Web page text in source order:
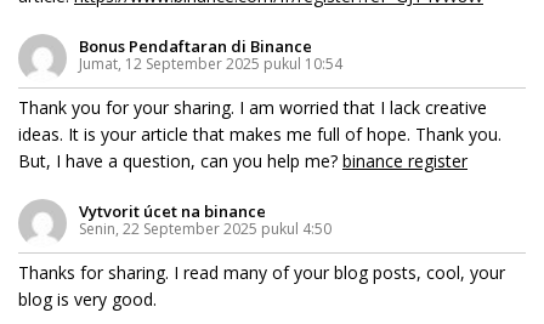
Bonus Pendaftaran di Binance
Jumat, 12 September 2025 pukul 10:54
Thank you for your sharing. I am worried that I lack creative
ideas. It is your article that makes me full of hope. Thank you.
But, I have a question, can you help me? binance register
Vytvorit úcet na binance
Senin, 22 September 2025 pukul 4:50
Thanks for sharing. I read many of your blog posts, cool, your
blog is very good.